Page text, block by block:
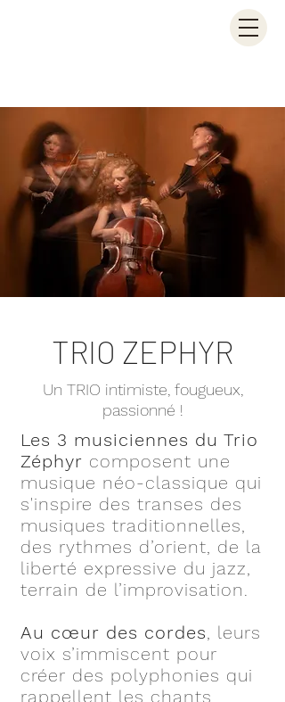
TRIO ZEPHYR
Un TRIO intimiste, fougueux,
passionné !
Les 3 musiciennes du Trio
Zéphyr composent une
musique néo-classique qui
s'inspire des transes des
musiques traditionnelles,
des rythmes d’orient, de la
liberté expressive du jazz,
terrain de l’improvisation.
Au cœur des cordes, leurs
voix s’immiscent pour
créer des polyphonies qui
rappellent les chants